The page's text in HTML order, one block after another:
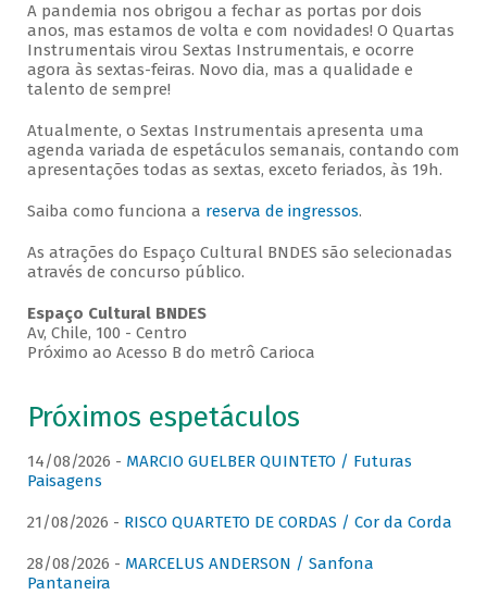
A pandemia nos obrigou a fechar as portas por dois
anos, mas estamos de volta e com novidades! O Quartas
Instrumentais virou Sextas Instrumentais, e ocorre
agora às sextas-feiras. Novo dia, mas a qualidade e
talento de sempre!
Atualmente, o Sextas Instrumentais apresenta uma
agenda variada de espetáculos semanais, contando com
apresentações todas as sextas, exceto feriados, às 19h.
Saiba como funciona a reserva de ingressos.
As atrações do Espaço Cultural BNDES são selecionadas
através de concurso público.
Espaço Cultural BNDES
Av, Chile, 100 - Centro
Próximo ao Acesso B do metrô Carioca
Próximos espetáculos
14/08/2026 - MARCIO GUELBER QUINTETO / Futuras
Paisagens
21/08/2026 - RISCO QUARTETO DE CORDAS / Cor da Corda
28/08/2026 - MARCELUS ANDERSON / Sanfona
Pantaneira